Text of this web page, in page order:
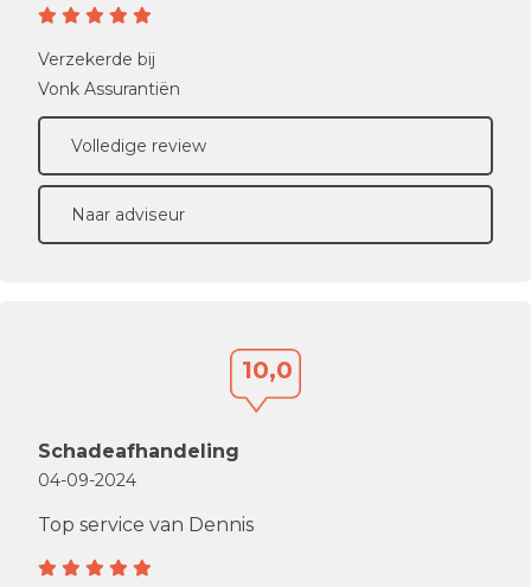
Verzekerde bij
Vonk Assurantiën
Volledige review
Naar adviseur
10,0
Schadeafhandeling
04-09-2024
Top service van Dennis